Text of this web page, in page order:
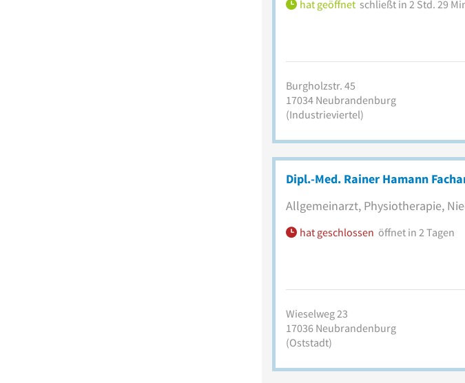
hat geöffnet schließt in 2 Std. 29
Burgholzstr. 45
17034 Neubrandenburg
(Industrieviertel)
Dipl.-Med. Rainer Hamann
Allgemeinarzt, Physiotherapie,
hat geschlossen öffnet in 2 Tagen
Wieselweg 23
17036 Neubrandenburg
(Oststadt)